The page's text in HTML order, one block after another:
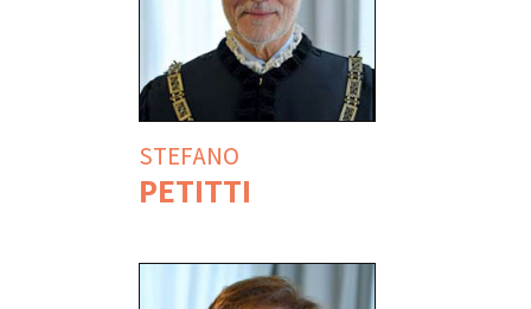
STEFANO
PETITTI